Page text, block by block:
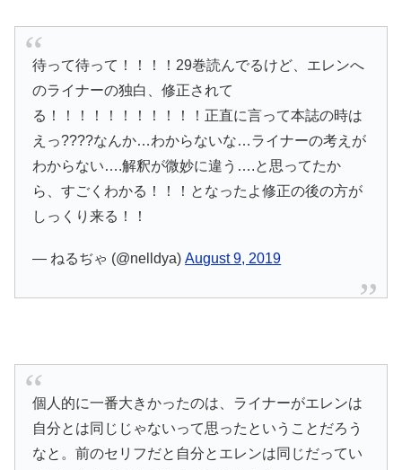
待って待って！！！！29巻読んでるけど、エレンへ
のライナーの独白、修正されて
る！！！！！！！！！！！正直に言って本誌の時は
えっ????なんか…わからないな…ライナーの考えが
わからない….解釈が微妙に違う….と思ってたか
ら、すごくわかる！！！となったよ修正の後の方が
しっくり来る！！
— ねるぢゃ (@nelldya)August 9, 2019
個人的に一番大きかったのは、ライナーがエレンは
自分とは同じじゃないって思ったということだろう
なと。前のセリフだと自分とエレンは同じだってい